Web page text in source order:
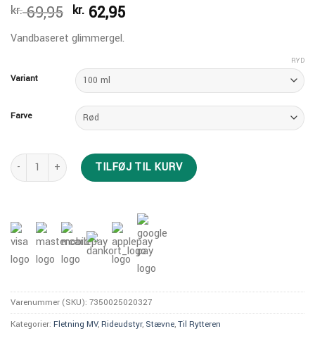
kr.69,95 Den
oprindelige
pris
var:
kr. 69,95.
kr. 62,95Den
er:
Vandbaseret glimmergel.
Variant
Farve
RYD
Top Finish Glitter Gel antalTILFØJ TIL KURV
Varenummer (SKU): 7350025020327
Kategorier: Fletning MV,Rideudstyr, Stævne,Til Rytteren